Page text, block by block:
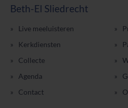
Beth-El Sliedrecht
Live meeluisteren
Kerkdiensten
Collecte
Agenda
Contact